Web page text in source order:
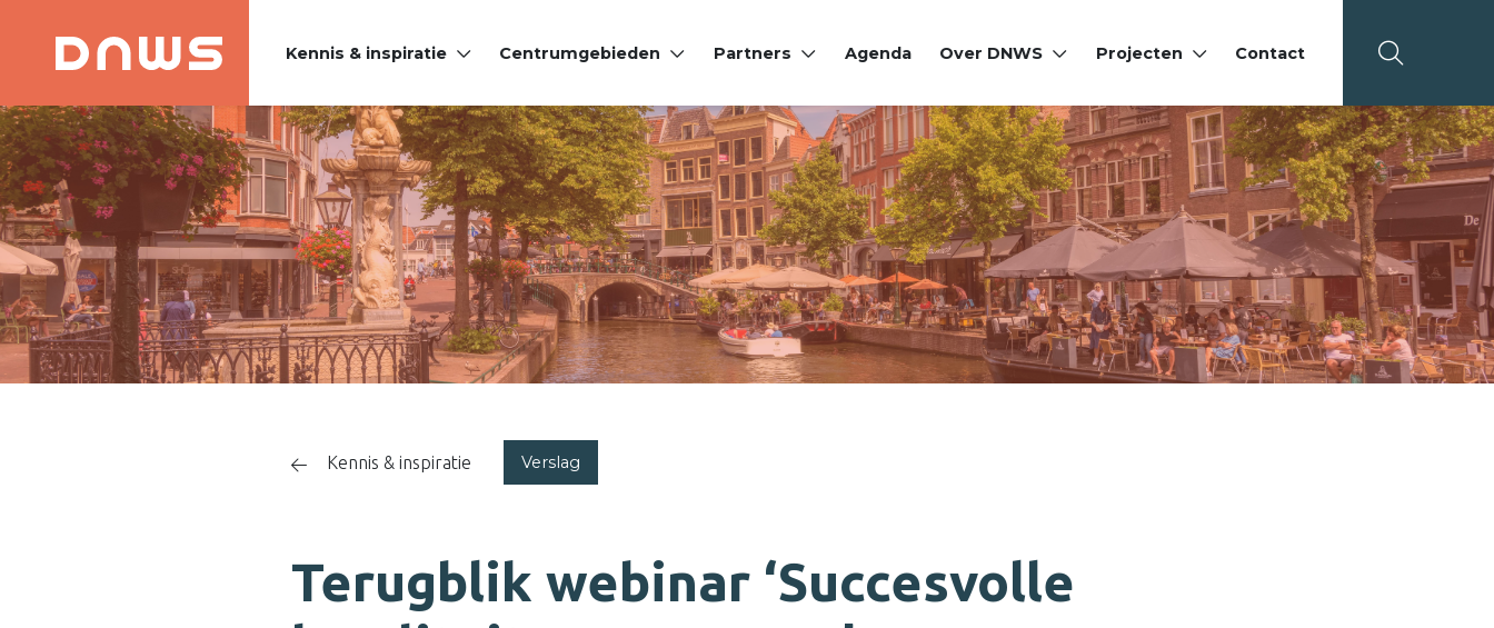
NIEUWE
WINKELSTRAAT
Kennis & inspiratie Centrumgebieden Partners Agenda Over DNWS Projecten Contact
Kennis & inspiratie Verslag
Terugblik webinar ‘Succesvolle